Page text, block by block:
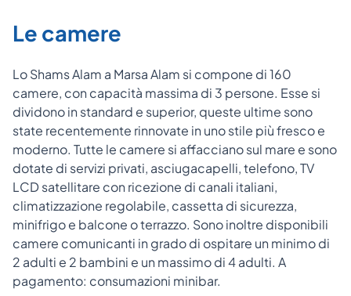
Le camere
Lo Shams Alam a Marsa Alam si compone di 160
camere, con capacità massima di 3 persone. Esse si
dividono in standard e superior, queste ultime sono
state recentemente rinnovate in uno stile più fresco e
moderno. Tutte le camere si affacciano sul mare e sono
dotate di servizi privati, asciugacapelli, telefono, TV
LCD satellitare con ricezione di canali italiani,
climatizzazione regolabile, cassetta di sicurezza,
minifrigo e balcone o terrazzo. Sono inoltre disponibili
camere comunicanti in grado di ospitare un minimo di
2 adulti e 2 bambini e un massimo di 4 adulti. A
pagamento: consumazioni minibar.